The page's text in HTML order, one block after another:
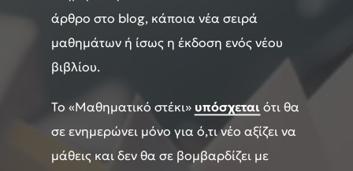
άρθρο στο blog, κάποια νέα σειρά
μαθημάτων ή ίσως η έκδοση ενός νέου
βιβλίου.
Το «Μαθηματικό στέκι» υπόσχεται ότι θα
σε ενημερώνει μόνο για ό,τι νέο αξίζει να
μάθεις και δεν θα σε βομβαρδίζει με